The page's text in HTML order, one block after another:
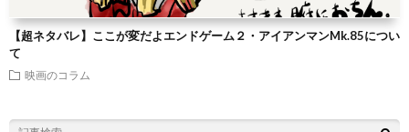
【超ネタバレ】ここが変だよエンドゲーム２・アイアンマンMk.85につい
て
映画のコラム